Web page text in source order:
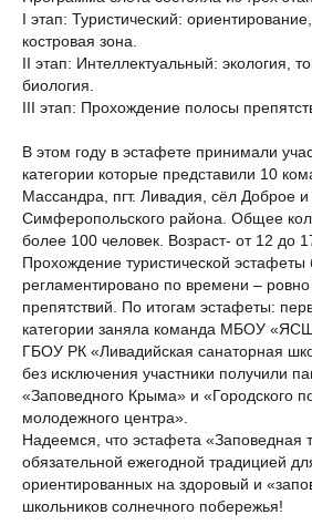
I этап: Туристический:
костровая зона.
II этап: Интеллектуальный: экология,
биология.
III этап: Прохождение полосы
В этом году в эстафете принимали
категории которые представили 10
Массандра, пгт. Ливадия, сёл Доброе
Симферопольского района. Общее
более 100 человек. Возраст- от 12 до
Прохождение туристической эстафеты
регламентировано по времени –
препятствий. По итогам эстафеты:
категории заняла команда МБОУ
ГБОУ РК «Ливадийская санаторная
без исключения участники получили
«Заповедного Крыма» и «Городского
молодежного центра».
Надеемся, что эстафета «Заповедная
обязательной ежегодной традицией
ориентированных на здоровый и
школьников солнечного побережья!